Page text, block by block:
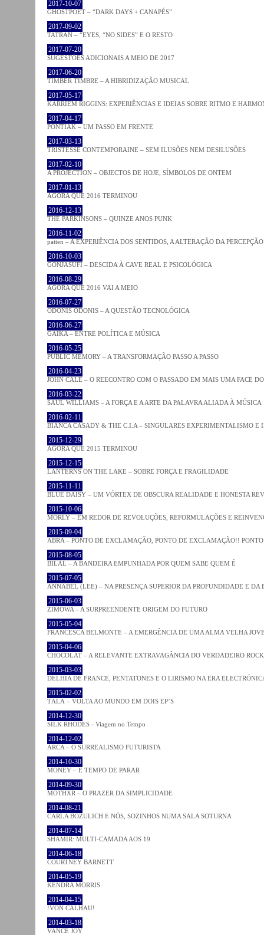
2017-10-07
GHOSTPOET – “DARK DAYS + CANAPÉS”
2017-09-02
TATRAN – “EYES, “NO SIDES” E O RESTO
2017-07-20
SUGESTÕES ADICIONAIS A MEIO DE 2017
2017-06-20
TIMBER TIMBRE – A HIBRIDIZAÇÃO MUSICAL
2017-05-17
KARRIEM RIGGINS: EXPERIÊNCIAS E IDEIAS SOBRE RITMO E
2017-04-17
PONTIAK – UM PASSO EM FRENTE
2017-03-13
TRISTESSE CONTEMPORAINE – SEM ILUSÕES NEM DESILUSÕES
2017-02-10
A PROJECTION – OBJECTOS DE HOJE, SÍMBOLOS DE ONTEM
2017-01-13
AGORA QUE 2016 TERMINOU
2016-12-13
THE PARKINSONS – QUINZE ANOS PUNK
2016-11-02
patten – A EXPERIÊNCIA DOS SENTIDOS, A ALTERAÇÃO DA PERCEPÇÃO
2016-10-03
GONJASUFI – DESCIDA À CAVE REAL E PSICOLÓGICA
2016-08-29
AGORA QUE 2016 VAI A MEIO
2016-07-27
ODONIS ODONIS – A QUESTÃO TECNOLÓGICA
2016-06-27
GAIKA – ENTRE POLÍTICA E MÚSICA
2016-05-25
PUBLIC MEMORY – A TRANSFORMAÇÃO PASSO A PASSO
2016-04-23
JOHN CALE – O REECONTRO COM O PASSADO EM MAIS UMA FACE
2016-03-22
SAUL WILLIAMS – A FORÇA E A ARTE DA PALAVRA ALIADA À MÚSICA
2016-02-11
BIANCA CASADY & THE C.I.A – SINGULARES EXPERIMENTALISMO E
2015-12-29
AGORA QUE 2015 TERMINOU
2015-12-15
LANTERNS ON THE LAKE – SOBRE FORÇA E FRAGILIDADE
2015-11-11
BLUE DAISY – UM VÓRTEX DE OBSCURA REALIDADE E HONESTA
2015-10-06
MORLY – EM REDOR DE REVOLUÇÕES, REFORMULAÇÕES E
2015-09-04
ABRA – PONTO DE EXCLAMAÇÃO, PONTO DE EXCLAMAÇÃO!!
2015-08-05
BILAL – A BANDEIRA EMPUNHADA POR QUEM SABE QUEM É
2015-07-05
ANNABEL (LEE) – NA PRESENÇA SUPERIOR DA PROFUNDIDADE E DA
2015-06-03
ZIMOWA – A SURPREENDENTE ORIGEM DO FUTURO
2015-05-04
FRANCESCA BELMONTE – A EMERGÊNCIA DE UMA ALMA VELHA
2015-04-06
CHOCOLAT – A RELEVANTE EXTRAVAGÂNCIA DO VERDADEIRO ROCK
2015-03-03
DELHIA DE FRANCE, PENTATONES E O LIRISMO NA ERA
2015-02-02
TĀLĀ – VOLTA AO MUNDO EM DOIS EP’S
2014-12-30
SILK RHODES - Viagem no Tempo
2014-12-02
ARCA – O SURREALISMO FUTURISTA
2014-10-30
MONEY – É TEMPO DE PARAR
2014-09-30
MOTHXR – O PRAZER DA SIMPLICIDADE
2014-08-21
CARLA BOZULICH E NÓS, SOZINHOS NUMA SALA SOTURNA
2014-07-14
SHAMIR: MULTI-CAMADA AOS 19
2014-06-18
COURTNEY BARNETT
2014-05-19
KENDRA MORRIS
2014-04-15
!VON CALHAU!
2014-03-18
VANCE JOY